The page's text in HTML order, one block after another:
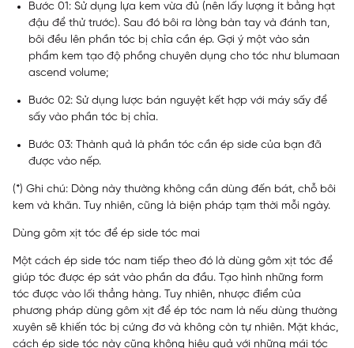
Bước 01: Sử dụng lựa kem vừa đủ (nên lấy lượng ít bằng hạt
đậu để thử trước). Sau đó bôi ra lòng bàn tay và đánh tan,
bôi đều lên phần tóc bị chỉa cần ép. Gợi ý một vào sản
phẩm kem tạo độ phồng chuyên dụng cho tóc như blumaan
ascend volume;
Bước 02: Sử dụng lược bán nguyệt kết hợp với máy sấy để
sấy vào phần tóc bị chỉa.
Bước 03: Thành quả là phần tóc cần ép side của bạn đã
được vào nếp.
(*) Ghi chú: Dòng này thường không cần dùng đến bát, chỗ bôi
kem và khăn. Tuy nhiên, cũng là biện pháp tạm thời mỗi ngày.
Dùng gôm xịt tóc để ép side tóc mai
Một cách ép side tóc nam tiếp theo đó là dùng gôm xịt tóc để
giúp tóc được ép sát vào phần da đầu. Tạo hình những form
tóc được vào lối thẳng hàng. Tuy nhiên, nhược điểm của
phương pháp dùng gôm xịt để ép tóc nam là nếu dùng thường
xuyên sẽ khiến tóc bị cứng đơ và không còn tự nhiên. Mặt khác,
cách ép side tóc này cũng không hiệu quả với những mái tóc